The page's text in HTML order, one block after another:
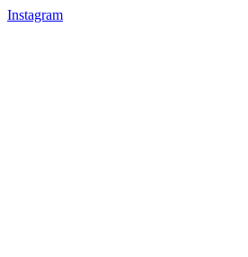
Instagram